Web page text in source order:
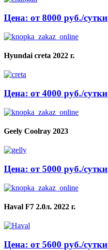
Цена: от 8000 руб./сутки
Hyundai creta 2022 г.
Цена: от 4000 руб./сутки
Geely Coolray 2023
Цена: от 5000 руб./сутки
Haval F7 2.0л. 2022 г.
Цена: от 5600 руб./сутки